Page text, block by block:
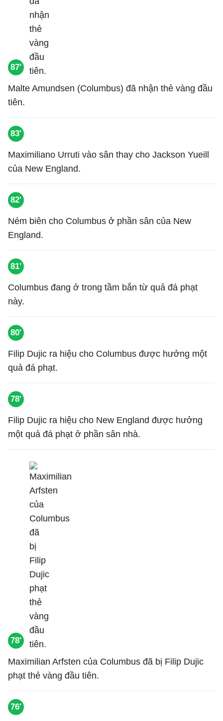
87'
Malte Amundsen (Columbus) đã nhận thẻ vàng đầu
tiên.
83'
Maximiliano Urruti vào sân thay cho Jackson Yueill
của New England.
82'
Ném biên cho Columbus ở phần sân của New
England.
81'
Columbus đang ở trong tầm bắn từ quả đá phạt
này.
80'
Filip Dujic ra hiệu cho Columbus được hưởng một
quả đá phạt.
78'
Filip Dujic ra hiệu cho New England được hưởng
một quả đá phạt ở phần sân nhà.
78'
Maximilian Arfsten của Columbus đã bị Filip Dujic
phạt thẻ vàng đầu tiên.
76'